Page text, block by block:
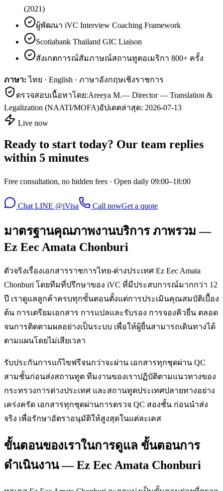
(2021)
ผู้พัฒนา iVC Interview Coaching Framework
Scotiabank Thailand GIC Liaison
สังเกตการณ์สัมภาษณ์สถานทูตอเมริกา 800+ ครั้ง
ภาษา: ไทย · English · ภาษาอังกฤษเชิงราชการ
ตรวจสอบเนื้อหาโดย:Areeya M.— Director — Translation &
Legalization (NAATI/MOFA)อัปเดตล่าสุด: 2026-07-13
Live now
Ready to start today? Our team replies
within 5 minutes
Free consultation, no hidden fees · Open daily 09:00–18:00
Chat LINE @iVisa Call nowGet a quote
มาตรฐานคุณภาพงานบริการ ภาพรวม —
Ez Eec Amata Chonburi
ตัวจริงเรื่องเอกสารราชการไทย-ต่างประเทศ Ez Eec Amata
Chonburi โดยทีมที่ปรึกษาของ iVC ที่มีประสบการณ์มากกว่า 12
ปี เราดูแลลูกค้าครบทุกขั้นตอนตั้งแต่การประเมินคุณสมบัติเบื้อง
ต้น การเตรียมเอกสาร การแปลและรับรอง การจองคิวยื่น ตลอด
จนการติดตามผลอย่างเป็นระบบ เพื่อให้ผู้ยื่นสามารถเดินทางได้
ตามแผนโดยไม่เสียเวลา
รับประกันการแก้ไขฟรีจนกว่าจะผ่าน เอกสารทุกชุดผ่าน QC
สามชั้นก่อนส่งสถานทูต ทีมงานของเราปฏิบัติตามแนวทางของ
กระทรวงการต่างประเทศ และสถานทูตประเทศปลายทางอย่าง
เคร่งครัด เอกสารทุกชุดผ่านการตรวจ QC สองชั้น ก่อนนำส่ง
จริง เพื่อรักษาอัตราอนุมัติให้สูงสุดในแต่ละเคส
ขั้นตอนของเราในการดูแล ขั้นตอนการ
ดำเนินงาน — Ez Eec Amata Chonburi